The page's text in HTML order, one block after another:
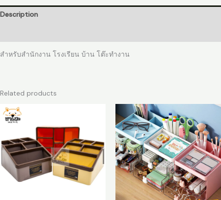
เกอร์
24
60
ช่อง
สําห
สํา
นักงาน
โรงเรียน
Description
สําหรับสํานักงาน โรงเรียน บ้าน โต๊ะทํางาน
Related products